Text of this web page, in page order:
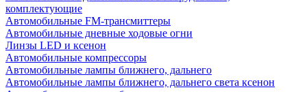
комплектующие
Автомобильные FM-трансмиттеры
Автомобильные дневные ходовые огни
Линзы LED и ксенон
Автомобильные компрессоры
Автомобильные лампы ближнего, дальнего
Автомобильные лампы ближнего, дальнего света ксенон